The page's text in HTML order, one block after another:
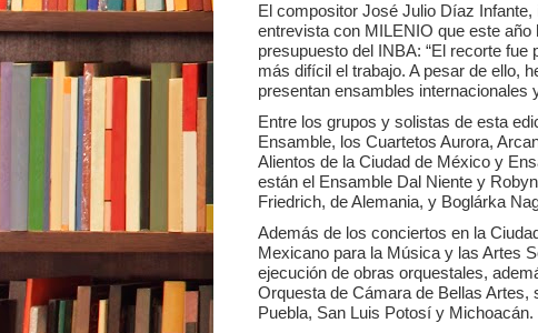
El compositor José Julio Díaz
entrevista con MILENIO que este año
presupuesto del INBA: “El recorte
más difícil el trabajo. A pesar de ello,
presentan ensambles internacionales
Entre los grupos y solistas de esta
Ensamble, los Cuartetos Aurora,
Alientos de la Ciudad de México y
están el Ensamble Dal Niente y
Friedrich, de Alemania, y Boglárka
Además de los conciertos en la
Mexicano para la Música y las Artes
ejecución de obras orquestales,
Orquesta de Cámara de Bellas
Puebla, San Luis Potosí y Michoacán.